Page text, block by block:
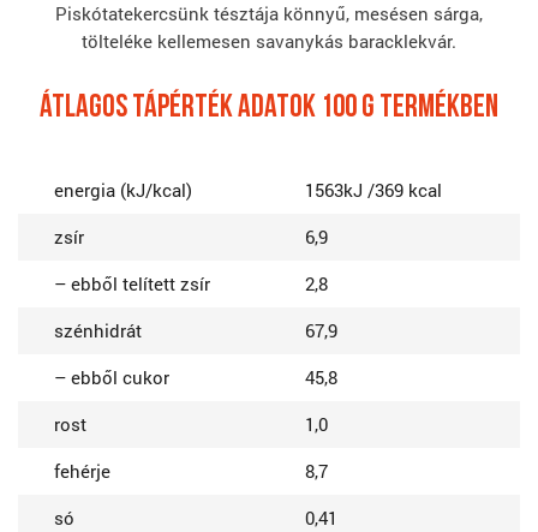
Piskótatekercsünk tésztája könnyű, mesésen sárga,
tölteléke kellemesen savanykás baracklekvár.
átlagos tápérték adatok 100 G termékben
energia (kJ/kcal)
1563kJ /369 kcal
zsír
6,9
– ebből telített zsír
2,8
szénhidrát
67,9
– ebből cukor
45,8
rost
1,0
fehérje
8,7
só
0,41